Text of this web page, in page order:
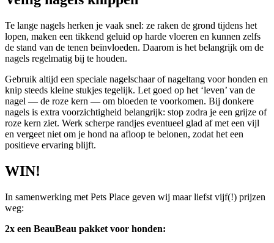
Te lange nagels herken je vaak snel: ze raken de grond tijdens het
lopen, maken een tikkend geluid op harde vloeren en kunnen zelfs
de stand van de tenen beïnvloeden. Daarom is het belangrijk om de
nagels regelmatig bij te houden.
Gebruik altijd een speciale nagelschaar of nageltang voor honden en
knip steeds kleine stukjes tegelijk. Let goed op het ‘leven’ van de
nagel — de roze kern — om bloeden te voorkomen. Bij donkere
nagels is extra voorzichtigheid belangrijk: stop zodra je een grijze of
roze kern ziet. Werk scherpe randjes eventueel glad af met een vijl
en vergeet niet om je hond na afloop te belonen, zodat het een
positieve ervaring blijft.
WIN!
In samenwerking met Pets Place geven wij maar liefst vijf(!) prijzen
weg:
2x een BeauBeau pakket voor honden: